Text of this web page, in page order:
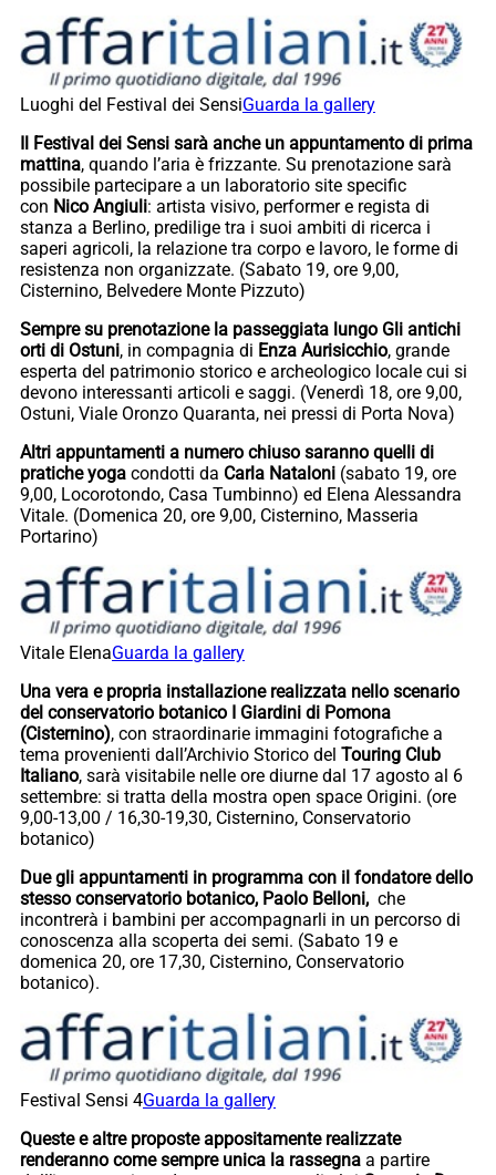
Luoghi del Festival dei SensiGuarda la gallery
Il Festival dei Sensi sarà anche un appuntamento di prima
mattina, quando l’aria è frizzante. Su prenotazione sarà
possibile partecipare a un laboratorio site specific
con Nico Angiuli: artista visivo, performer e regista di
stanza a Berlino, predilige tra i suoi ambiti di ricerca i
saperi agricoli, la relazione tra corpo e lavoro, le forme di
resistenza non organizzate. (Sabato 19, ore 9,00,
Cisternino, Belvedere Monte Pizzuto)
Sempre su prenotazione la passeggiata lungo Gli antichi
orti di Ostuni, in compagnia di Enza Aurisicchio, grande
esperta del patrimonio storico e archeologico locale cui si
devono interessanti articoli e saggi. (Venerdì 18, ore 9,00,
Ostuni, Viale Oronzo Quaranta, nei pressi di Porta Nova)
Altri appuntamenti a numero chiuso saranno quelli di
pratiche yoga condotti da Carla Nataloni (sabato 19, ore
9,00, Locorotondo, Casa Tumbinno) ed Elena Alessandra
Vitale. (Domenica 20, ore 9,00, Cisternino, Masseria
Portarino)
Vitale ElenaGuarda la gallery
Una vera e propria installazione realizzata nello scenario
del conservatorio botanico I Giardini di Pomona
(Cisternino), con straordinarie immagini fotografiche a
tema provenienti dall’Archivio Storico del Touring Club
Italiano, sarà visitabile nelle ore diurne dal 17 agosto al 6
settembre: si tratta della mostra open space Origini. (ore
9,00-13,00 / 16,30-19,30, Cisternino, Conservatorio
botanico)
Due gli appuntamenti in programma con il fondatore dello
stesso conservatorio botanico, Paolo Belloni, che
incontrerà i bambini per accompagnarli in un percorso di
conoscenza alla scoperta dei semi. (Sabato 19 e
domenica 20, ore 17,30, Cisternino, Conservatorio
botanico).
Festival Sensi 4Guarda la gallery
Queste e altre proposte appositamente realizzate
renderanno come sempre unica la rassegna a partire